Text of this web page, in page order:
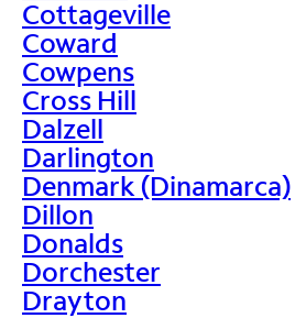
Cottageville
Coward
Cowpens
Cross Hill
Dalzell
Darlington
Denmark (Dinamarca)
Dillon
Donalds
Dorchester
Drayton